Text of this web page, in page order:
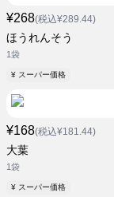
¥268(税込¥289.44)
ほうれんそう
1袋
¥ スーパー価格
¥168(税込¥181.44)
大葉
1袋
¥ スーパー価格